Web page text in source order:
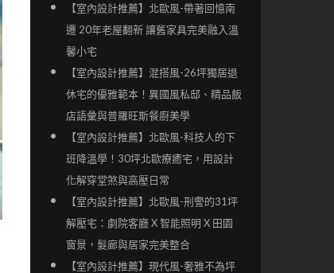
【室內設計推薦】北歐風-帶著回憶南
遷 20年老屋翻新 讓舊家具完美融入溫
馨小宅
【室內設計推薦】混搭風-26坪獨居退
休宅的優雅範本！異國風私邸、精品飯
店語彙與普羅旺斯餐廚美學
【室內設計推薦】北歐風-科技人的下
班降溫學！30坪北歐療癒宅，用設計
化解穿堂煞與高壓日常
【室內設計推薦】北歐風-刑警的31坪
解壓宅：劇院客廳 X 智能照明 X 田園
窗景，髮廊與居家完美整合
【室內設計推薦】現代風-奢雅不為坪